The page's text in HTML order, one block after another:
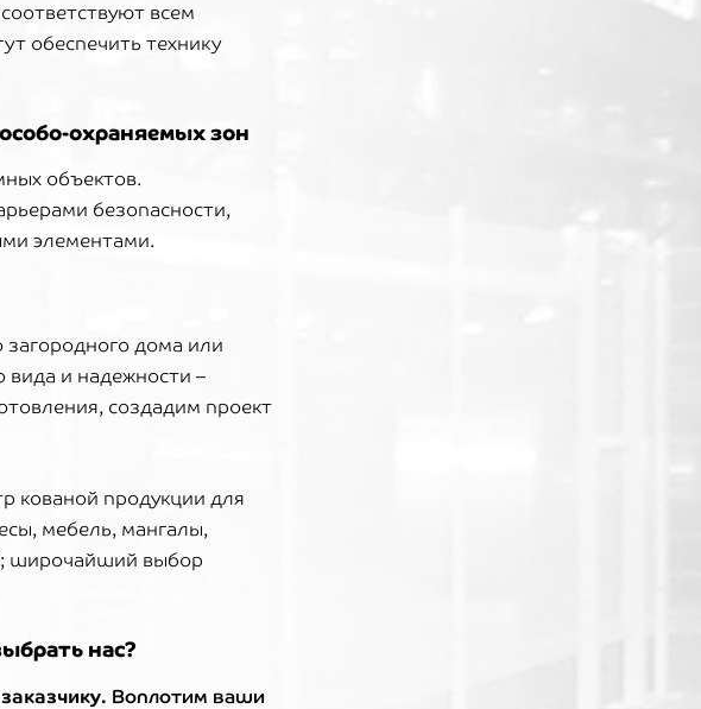
всем
обеспечить технику
охраняемых зон
объектов.
безопасности,
элементами.
дома или
вида и надежности –
создадим проект
кованой продукции для
мебель, мангалы,
широчайший выбор
нас?
Воплотим ваши